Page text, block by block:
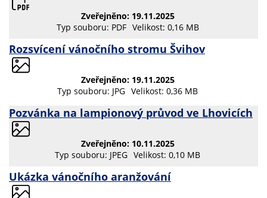
Zveřejněno: 19.11.2025
Typ souboru: PDF Velikost: 0,16 MB
Rozsvícení vánočního stromu Švihov
Zveřejněno: 19.11.2025
Typ souboru: JPG Velikost: 0,36 MB
Pozvánka na lampionový průvod ve Lhovicích
Zveřejněno: 10.11.2025
Typ souboru: JPEG Velikost: 0,10 MB
Ukázka vánočního aranžování